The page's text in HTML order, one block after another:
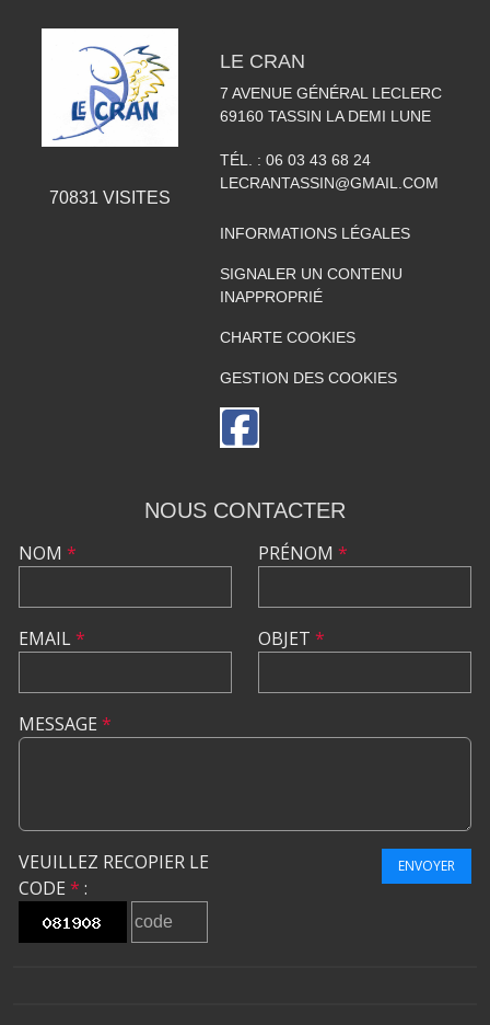
70831 VISITES
LE CRAN
7 AVENUE GÉNÉRAL LECLERC
69160 TASSIN LA DEMI LUNE
TÉL. : 06 03 43 68 24
LECRANTASSIN@GMAIL.COM
INFORMATIONS LÉGALES
SIGNALER UN CONTENU
INAPPROPRIÉ
CHARTE COOKIES
GESTION DES COOKIES
NOUS CONTACTER
NOM *
EMAIL*
PRÉNOM *
OBJET *
MESSAGE *
VEUILLEZ RECOPIER LE
CODE * :
ENVOYER